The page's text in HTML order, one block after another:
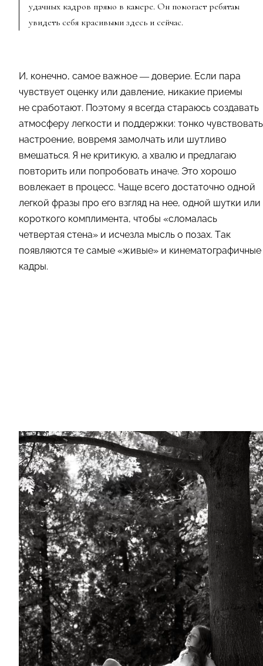
удачных кадров прямо в камере. Он помогает ребятам
увидеть себя красивыми здесь и сейчас.
И, конечно, самое важное — доверие. Если пара
чувствует оценку или давление, никакие приемы
не сработают. Поэтому я всегда стараюсь создавать
атмосферу легкости и поддержки: тонко чувствовать
настроение, вовремя замолчать или шутливо
вмешаться. Я не критикую, а хвалю и предлагаю
повторить или попробовать иначе. Это хорошо
вовлекает в процесс. Чаще всего достаточно одной
легкой фразы про его взгляд на нее, одной шутки или
короткого комплимента, чтобы «сломалась
четвертая стена» и исчезла мысль о позах. Так
появляются те самые «живые» и кинематографичные
кадры.